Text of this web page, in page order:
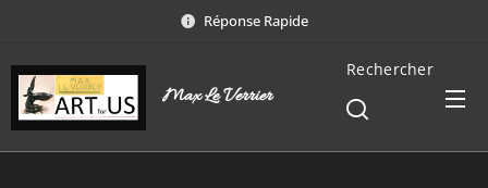
Réponse Rapide
Max Le Verrier
Rechercher